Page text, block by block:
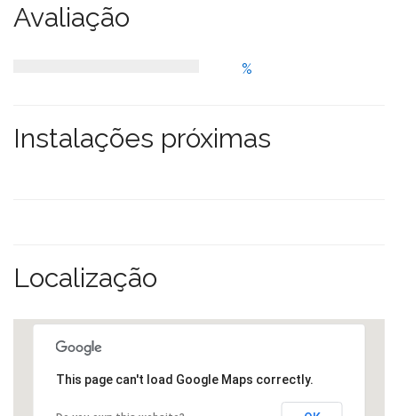
Avaliação
%
Instalações próximas
Localização
This page can't load Google Maps correctly.